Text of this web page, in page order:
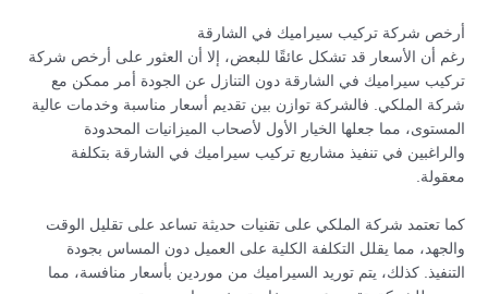
أرخص شركة تركيب سيراميك في الشارقة
رغم أن الأسعار قد تشكل عائقًا للبعض، إلا أن العثور على أرخص شركة
تركيب سيراميك في الشارقة دون التنازل عن الجودة أمر ممكن مع
شركة الملكي. فالشركة توازن بين تقديم أسعار مناسبة وخدمات عالية
المستوى، مما جعلها الخيار الأول لأصحاب الميزانيات المحدودة
والراغبين في تنفيذ مشاريع تركيب سيراميك في الشارقة بتكلفة
معقولة.
كما تعتمد شركة الملكي على تقنيات حديثة تساعد على تقليل الوقت
والجهد، مما يقلل التكلفة الكلية على العميل دون المساس بجودة
التنفيذ. كذلك، يتم توريد السيراميك من موردين بأسعار منافسة، مما